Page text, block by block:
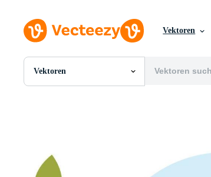
Vektoren
Vektoren
Alle Bilder
Vektoren
Videos